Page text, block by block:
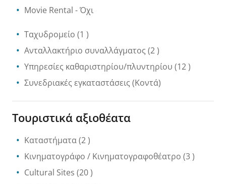
Movie Rental - Όχι
Ταχυδρομείο (1 )
Ανταλλακτήριο συναλλάγματος (2 )
Υπηρεσίες καθαριστηρίου/πλυντηρίου (12 )
Συνεδριακές εγκαταστάσεις (Κοντά)
Τουριστικά αξιοθέατα
Καταστήματα(2 )
Κινηματογράφο / Κινηματογραφοθέατρο (3 )
Cultural Sites (20 )